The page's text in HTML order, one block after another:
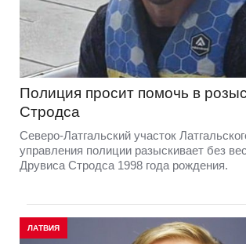
Полиция просит помочь в
Стродса
Северо-Латгальский участок
управления полиции разыскивает без
Друвиса Стродса 1998 года рождения.
ЛАТВИЯ